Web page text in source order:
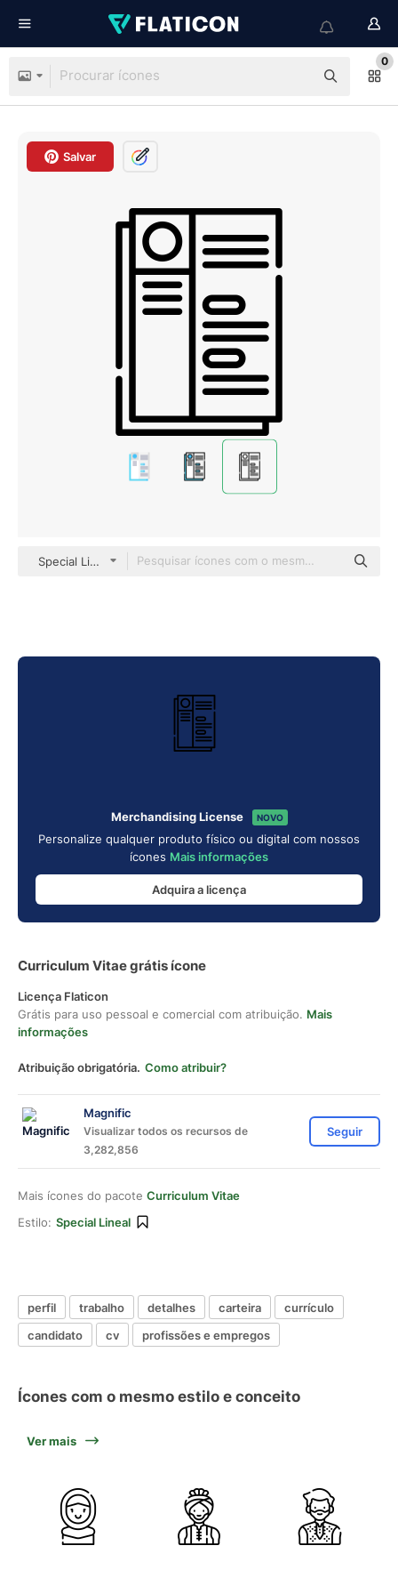
0
Salvar
Special Lineal
Merchandising License NOVO
Personalize qualquer produto físico ou digital com nossos
ícones Mais informações
Adquira a licença
Curriculum Vitae grátis ícone
Licença Flaticon
Grátis para uso pessoal e comercial com atribuição. Mais
informações
Atribuição obrigatória. Como atribuir?
Magnific
Visualizar todos os recursos de
3,282,856
Seguir
Mais ícones do pacote Curriculum Vitae
Estilo: Special Lineal
perfil trabalho detalhes carteira
currículo
candidato
cv profissões e empregos
Ícones com o mesmo estilo e conceito
Ver mais